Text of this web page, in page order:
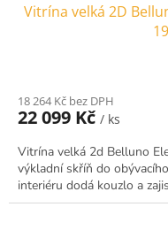
Vitrína velká 2D
18 264 Kč bez DPH
22 099 Kč / ks
Vitrína velká 2d Belluno
výkladní skříň do
interiéru dodá kouzlo a